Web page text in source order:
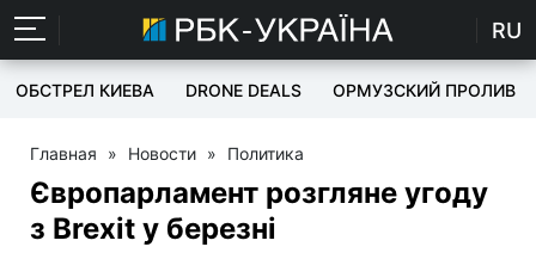
RU
ОБСТРЕЛ КИЕВА DRONE DEALS ОРМУЗСКИЙ ПРОЛИВ
Главная » Новости » Политика
Європарламент розгляне угоду
з Brexit у березні